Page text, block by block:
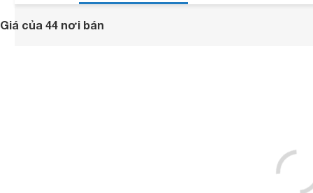
Giá của 44 nơi bán